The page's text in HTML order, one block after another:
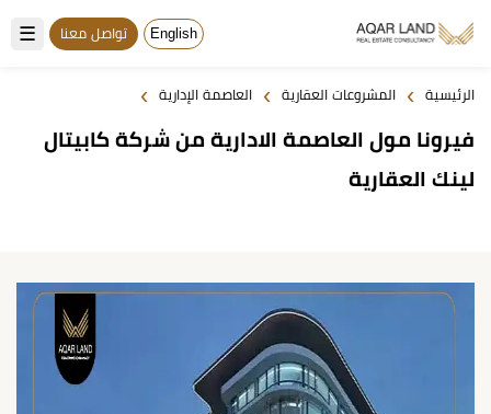
☰ English تواصل معنا
الرئيسية › المشروعات العقارية › العاصمة الإدارية ›
فيرونا مول العاصمة الادارية من شركة كابيتال
لينك العقارية